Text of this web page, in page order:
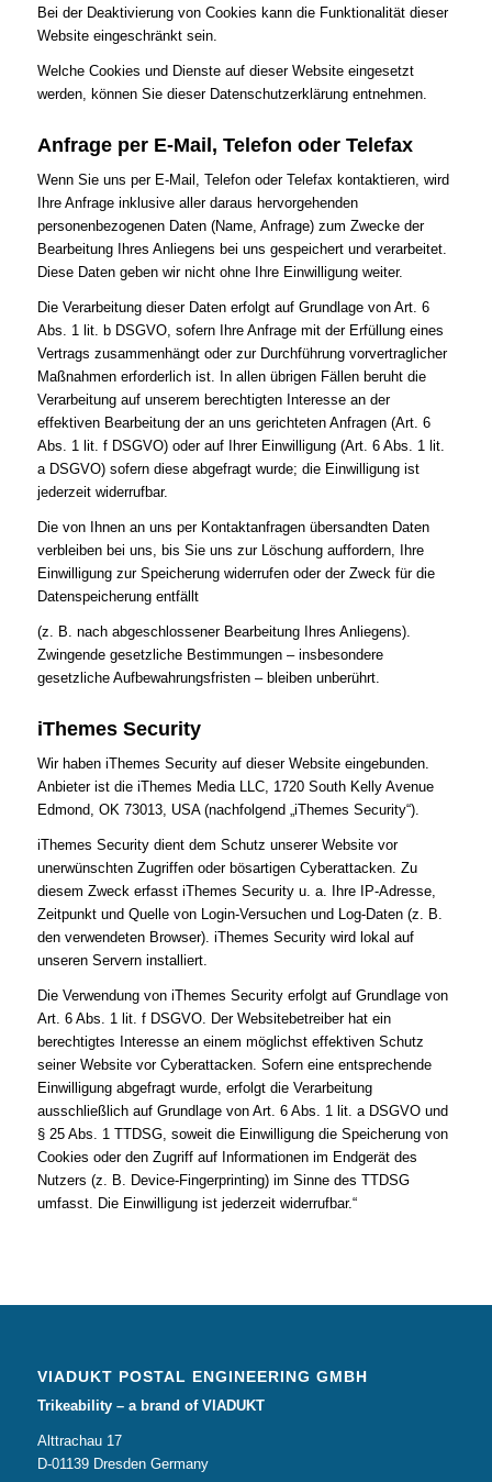
Bei der Deaktivierung von Cookies kann die Funktionalität dieser
Website eingeschränkt sein.
Welche Cookies und Dienste auf dieser Website eingesetzt
werden, können Sie dieser Datenschutzerklärung entnehmen.
Anfrage per E-Mail, Telefon oder Telefax
Wenn Sie uns per E-Mail, Telefon oder Telefax kontaktieren, wird
Ihre Anfrage inklusive aller daraus hervorgehenden
personenbezogenen Daten (Name, Anfrage) zum Zwecke der
Bearbeitung Ihres Anliegens bei uns gespeichert und verarbeitet.
Diese Daten geben wir nicht ohne Ihre Einwilligung weiter.
Die Verarbeitung dieser Daten erfolgt auf Grundlage von Art. 6
Abs. 1 lit. b DSGVO, sofern Ihre Anfrage mit der Erfüllung eines
Vertrags zusammenhängt oder zur Durchführung vorvertraglicher
Maßnahmen erforderlich ist. In allen übrigen Fällen beruht die
Verarbeitung auf unserem berechtigten Interesse an der
effektiven Bearbeitung der an uns gerichteten Anfragen (Art. 6
Abs. 1 lit. f DSGVO) oder auf Ihrer Einwilligung (Art. 6 Abs. 1 lit.
a DSGVO) sofern diese abgefragt wurde; die Einwilligung ist
jederzeit widerrufbar.
Die von Ihnen an uns per Kontaktanfragen übersandten Daten
verbleiben bei uns, bis Sie uns zur Löschung auffordern, Ihre
Einwilligung zur Speicherung widerrufen oder der Zweck für die
Datenspeicherung entfällt
(z. B. nach abgeschlossener Bearbeitung Ihres Anliegens).
Zwingende gesetzliche Bestimmungen – insbesondere
gesetzliche Aufbewahrungsfristen – bleiben unberührt.
iThemes Security
Wir haben iThemes Security auf dieser Website eingebunden.
Anbieter ist die iThemes Media LLC, 1720 South Kelly Avenue
Edmond, OK 73013, USA (nachfolgend „iThemes Security“).
iThemes Security dient dem Schutz unserer Website vor
unerwünschten Zugriffen oder bösartigen Cyberattacken. Zu
diesem Zweck erfasst iThemes Security u. a. Ihre IP-Adresse,
Zeitpunkt und Quelle von Login-Versuchen und Log-Daten (z. B.
den verwendeten Browser). iThemes Security wird lokal auf
unseren Servern installiert.
Die Verwendung von iThemes Security erfolgt auf Grundlage von
Art. 6 Abs. 1 lit. f DSGVO. Der Websitebetreiber hat ein
berechtigtes Interesse an einem möglichst effektiven Schutz
seiner Website vor Cyberattacken. Sofern eine entsprechende
Einwilligung abgefragt wurde, erfolgt die Verarbeitung
ausschließlich auf Grundlage von Art. 6 Abs. 1 lit. a DSGVO und
§ 25 Abs. 1 TTDSG, soweit die Einwilligung die Speicherung von
Cookies oder den Zugriff auf Informationen im Endgerät des
Nutzers (z. B. Device-Fingerprinting) im Sinne des TTDSG
umfasst. Die Einwilligung ist jederzeit widerrufbar.“
VIADUKT POSTAL ENGINEERING GMBH
Trikeability – a brand of VIADUKT
Alttrachau 17
D-01139 Dresden Germany